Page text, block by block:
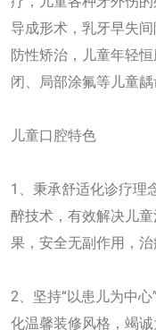
导成形术，乳牙早失
防性矫治，儿童年轻
闭、局部涂氟等儿童龋
儿童口腔特色
1、秉承舒适化诊疗理
醉技术，有效解决儿
果，安全无副作用，治
2、坚持“以患儿为中
化温馨装修风格，竭诚